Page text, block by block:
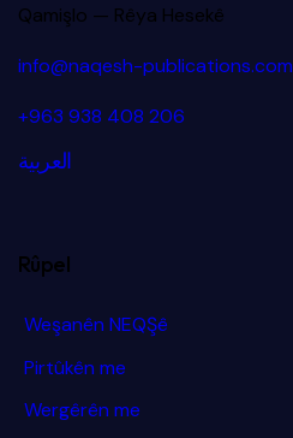
Qamişlo — Rêya Hesekê
info@naqesh-publications.com
+963 938 408 206
العربية
Rûpel
Weşanên NEQŞê
Pirtûkên me
Wergêrên me